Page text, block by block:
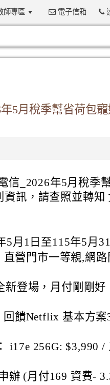
師專區 電子信箱
5月稅季幫省荷包
信_2026年5月稅季
訊，請查照並轉知
月1日至115年5月
營門市一等親,網路
新登場，月付剛剛好
饋Netflix 基本方案
i17e 256G: $3,990 /
辦 (月付169 資費-